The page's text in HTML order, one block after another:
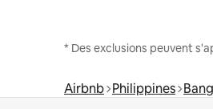
* Des exclusions peuvent
Airbnb Philippines